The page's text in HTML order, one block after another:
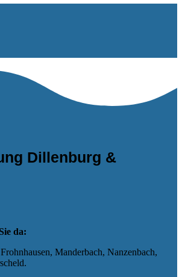
Dillenburg &
da:
Manderbach, Nanzenbach,